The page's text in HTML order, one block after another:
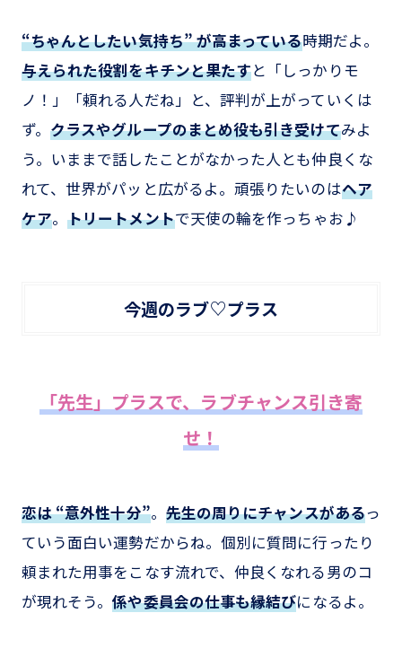
“ちゃんとしたい気持ち” が高まっている時期だよ。
与えられた役割をキチンと果たすと「しっかりモ
ノ！」「頼れる人だね」と、評判が上がっていくは
ず。クラスやグループのまとめ役も引き受けてみよ
う。いままで話したことがなかった人とも仲良くな
れて、世界がパッと広がるよ。頑張りたいのはヘア
ケア。トリートメントで天使の輪を作っちゃお♪
今週のラブ♡プラス
「先生」プラスで、ラブチャンス引き寄
せ！
恋は “意外性十分”。 先生の周りにチャンスがあるっ
ていう面白い運勢だからね。個別に質問に行ったり
頼まれた用事をこなす流れで、仲良くなれる男のコ
が現れそう。係や委員会の仕事も縁結びになるよ。